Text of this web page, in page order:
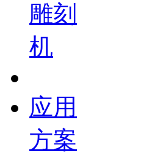
雕刻
机
应用
方案